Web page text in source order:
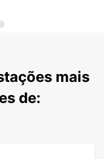
mais
de: